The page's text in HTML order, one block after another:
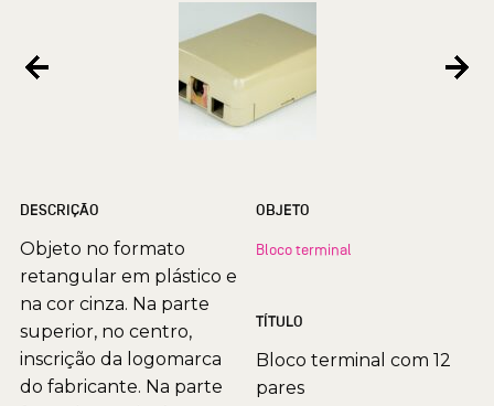
DESCRIÇÃO
Objeto no formato
retangular em plástico e
na cor cinza. Na parte
superior, no centro,
inscrição da logomarca
do fabricante. Na parte
OBJETO
Bloco terminal
TÍTULO
Bloco terminal com 12
pares